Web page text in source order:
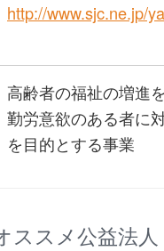
http://www.sjc.ne.jp/
高齢者の福祉の増進
勤労意欲のある者に
を目的とする事業
ススメ公益法人